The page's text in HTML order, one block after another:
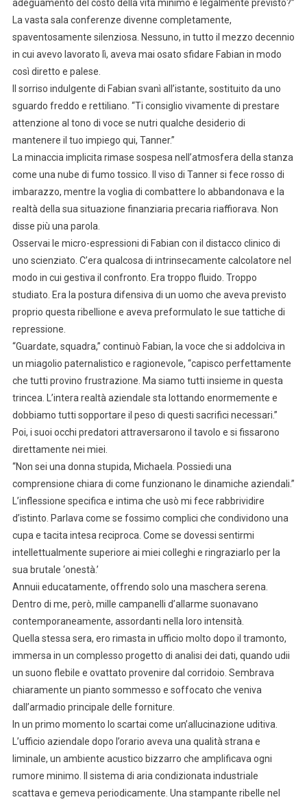
adeguamento del costo della vita minimo e legalmente previsto?”
La vasta sala conferenze divenne completamente,
spaventosamente silenziosa. Nessuno, in tutto il mezzo decennio
in cui avevo lavorato lì, aveva mai osato sfidare Fabian in modo
così diretto e palese.
Il sorriso indulgente di Fabian svanì all’istante, sostituito da uno
sguardo freddo e rettiliano. “Ti consiglio vivamente di prestare
attenzione al tono di voce se nutri qualche desiderio di
mantenere il tuo impiego qui, Tanner.”
La minaccia implicita rimase sospesa nell’atmosfera della stanza
come una nube di fumo tossico. Il viso di Tanner si fece rosso di
imbarazzo, mentre la voglia di combattere lo abbandonava e la
realtà della sua situazione finanziaria precaria riaffiorava. Non
disse più una parola.
Osservai le micro-espressioni di Fabian con il distacco clinico di
uno scienziato. C’era qualcosa di intrinsecamente calcolatore nel
modo in cui gestiva il confronto. Era troppo fluido. Troppo
studiato. Era la postura difensiva di un uomo che aveva previsto
proprio questa ribellione e aveva preformulato le sue tattiche di
repressione.
“Guardate, squadra,” continuò Fabian, la voce che si addolciva in
un miagolio paternalistico e ragionevole, “capisco perfettamente
che tutti provino frustrazione. Ma siamo tutti insieme in questa
trincea. L’intera realtà aziendale sta lottando enormemente e
dobbiamo tutti sopportare il peso di questi sacrifici necessari.”
Poi, i suoi occhi predatori attraversarono il tavolo e si fissarono
direttamente nei miei.
“Non sei una donna stupida, Michaela. Possiedi una
comprensione chiara di come funzionano le dinamiche aziendali.”
L’inflessione specifica e intima che usò mi fece rabbrividire
d’istinto. Parlava come se fossimo complici che condividono una
cupa e tacita intesa reciproca. Come se dovessi sentirmi
intellettualmente superiore ai miei colleghi e ringraziarlo per la
sua brutale ‘onestà.’
Annuii educatamente, offrendo solo una maschera serena.
Dentro di me, però, mille campanelli d’allarme suonavano
contemporaneamente, assordanti nella loro intensità.
Quella stessa sera, ero rimasta in ufficio molto dopo il tramonto,
immersa in un complesso progetto di analisi dei dati, quando udii
un suono flebile e ovattato provenire dal corridoio. Sembrava
chiaramente un pianto sommesso e soffocato che veniva
dall’armadio principale delle forniture.
In un primo momento lo scartai come un’allucinazione uditiva.
L’ufficio aziendale dopo l’orario aveva una qualità strana e
liminale, un ambiente acustico bizzarro che amplificava ogni
rumore minimo. Il sistema di aria condizionata industriale
scattava e gemeva periodicamente. Una stampante ribelle nel